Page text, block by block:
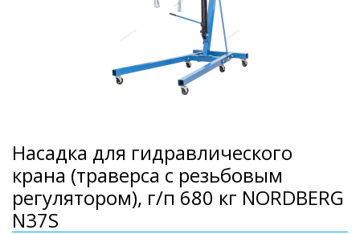
Насадка для гидравлического
крана (траверса с резьбовым
регулятором), г/п 680 кг NORDBERG
N37S